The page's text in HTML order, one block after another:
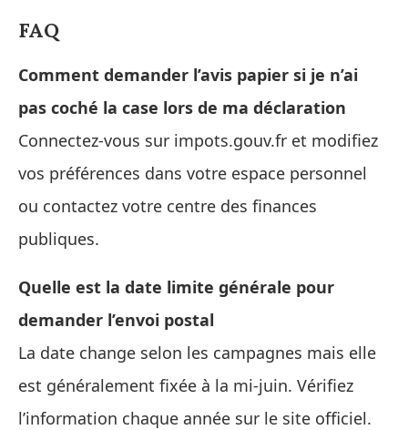
FAQ
Comment demander l’avis papier si je n’ai
pas coché la case lors de ma déclaration
Connectez-vous sur impots.gouv.fr et modifiez
vos préférences dans votre espace personnel
ou contactez votre centre des finances
publiques.
Quelle est la date limite générale pour
demander l’envoi postal
La date change selon les campagnes mais elle
est généralement fixée à la mi-juin. Vérifiez
l’information chaque année sur le site officiel.